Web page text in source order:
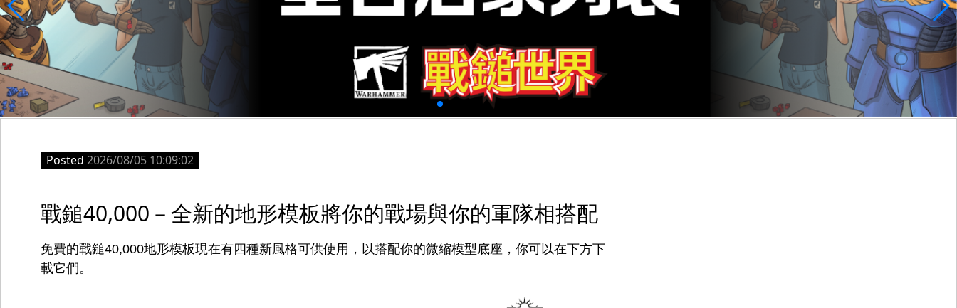
Posted 2026/08/05 10:09:02
戰鎚40,000－全新的地形模板將你的戰場與你的軍隊相搭配
免費的戰鎚40,000地形模板現在有四種新風格可供使用，以搭配你的微縮模型底座，你可以在下方下
載它們。